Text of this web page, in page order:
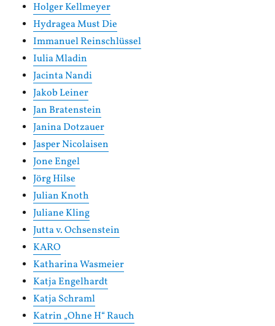
Holger Kellmeyer
Hydragea Must Die
Immanuel Reinschlüssel
Iulia Mladin
Jacinta Nandi
Jakob Leiner
Jan Bratenstein
Janina Dotzauer
Jasper Nicolaisen
Jone Engel
Jörg Hilse
Julian Knoth
Juliane Kling
Jutta v. Ochsenstein
KARO
Katharina Wasmeier
Katja Engelhardt
Katja Schraml
Katrin „Ohne H“ Rauch